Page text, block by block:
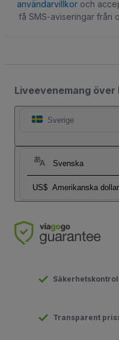
användarvillkoroch
få SMS-aviseringar från
Liveevenemang över
Sverige
Svenska
US$ Amerikanska dollar
Transparent